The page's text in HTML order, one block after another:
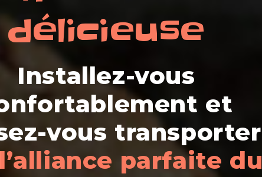
délicieuse
Installez-vous
et
vous transporter
l’alliance parfaite du